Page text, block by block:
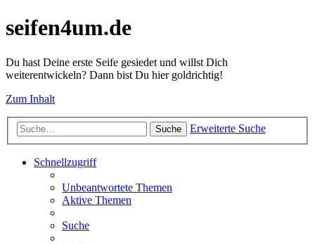
seifen4um.de
Du hast Deine erste Seife gesiedet und willst Dich
weiterentwickeln? Dann bist Du hier goldrichtig!
Zum Inhalt
Suche Erweiterte Suche
Schnellzugriff
Unbeantwortete Themen
Aktive Themen
Suche